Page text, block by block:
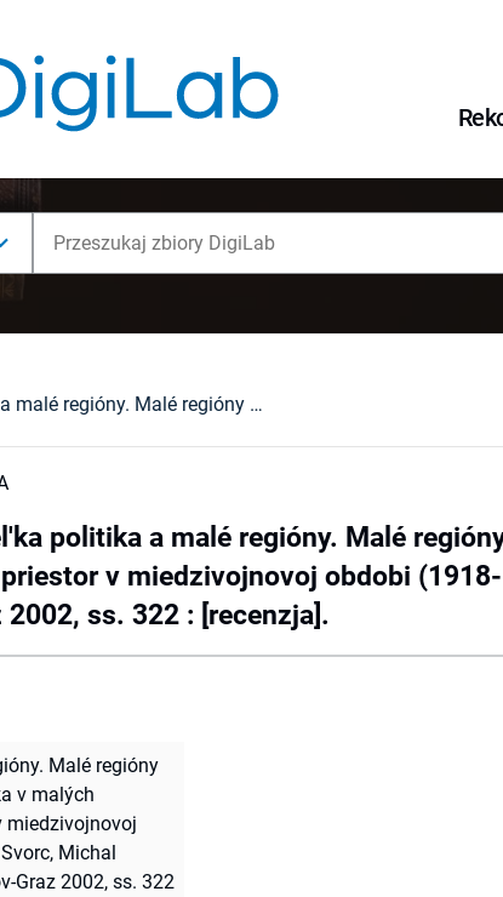
Vel'ka politika a malé regióny. Malé regióny vo vel'key politike, vel'ka politika v malých regiónach. Karpatský priestor v miedzivojnovoj obdobi (1918-1939), opr. Peter Svorc, Michal Danilak, Harald Heppner, Presov-Graz 2002, ss. 322 : [recenzja].
politika a malé regióny. Malé
v miedzivojnovoj obdobi
ss. 322 : [recenzja].
Malé regióny
v malých
miedzivojnovoj
Michal
Graz 2002, ss. 322